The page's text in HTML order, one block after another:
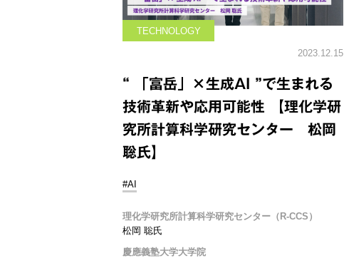
TECHNOLOGY
2023.12.15
“ 「富岳」×生成AI ”で生まれる
技術革新や応用可能性 【理化学研
究所計算科学研究センター 松岡
聡氏】
#AI
理化学研究所計算科学研究センター（R-CCS）
松岡 聡氏
慶應義塾大学大学院